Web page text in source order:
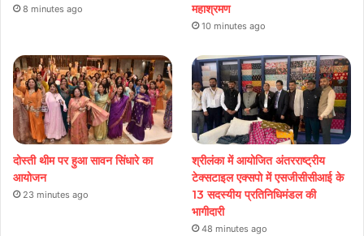
8 minutes ago
महाश्रमण
10 minutes ago
दोस्ती थीम पर हुआ सावन सिंधारे का
आयोजन
23 minutes ago
श्रीलंका में आयोजित अंतरराष्ट्रीय
टेक्सटाइल एक्सपो में एसजीसीसीआई के
13 सदस्यीय प्रतिनिधिमंडल की
भागीदारी
48 minutes ago